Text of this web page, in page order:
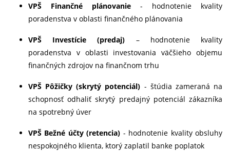
VPŠ Finančné plánovanie - hodnotenie kvality
poradenstva v oblasti finančného plánovania
VPŠ Investície (predaj) – hodnotenie kvality
poradenstva v oblasti investovania väčšieho objemu
finančných zdrojov na finančnom trhu
VPŠ Pôžičky (skrytý potenciál) - štúdia zameraná na
schopnosť odhaliť skrytý predajný potenciál zákazníka
na spotrebný úver
VPŠ Bežné účty (retencia) - hodnotenie kvality obsluhy
nespokojného klienta, ktorý zaplatil banke poplatok